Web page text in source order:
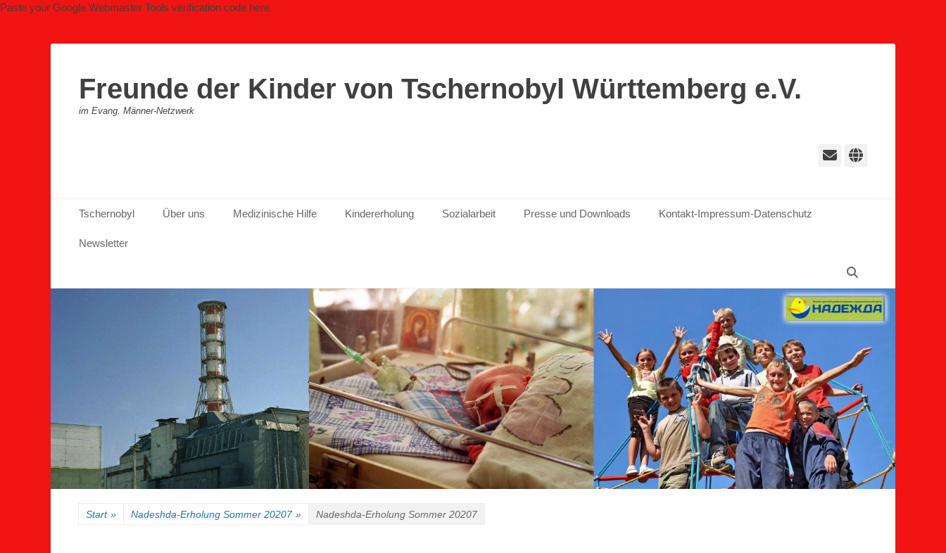
Paste your Google Webmaster Tools verification code here
Freunde der Kinder von Tschernobyl Württemberg e.V.
im Evang. Männer-Netzwerk
E-
Website
Primäres Menü
Inhalt
springen
Tschernobyl Über uns Medizinische Hilfe Kindererholung Sozialarbeit Presse und Downloads Kontakt-Impressum-Datenschutz
Newsletter
Start » Nadeshda-Erholung Sommer 20207 » Nadeshda-Erholung Sommer 20207